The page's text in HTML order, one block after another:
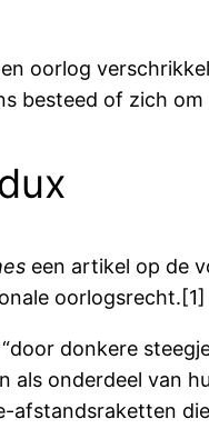
oorlog
besteed of zich om
een artikel op de
oorlogsrecht.[1]
donkere
onderdeel van